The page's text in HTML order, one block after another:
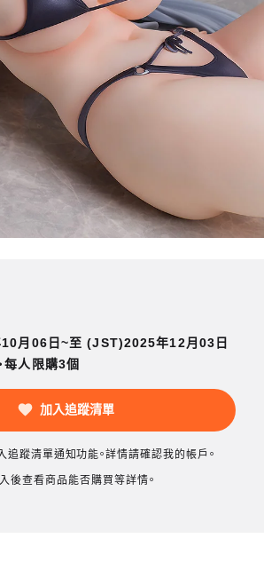
10月06日~至 (JST)2025年12月03日
每人限購3個
加入追蹤清單
追蹤清單通知功能。詳情請確認我的帳戶。
後查看商品能否購買等詳情。